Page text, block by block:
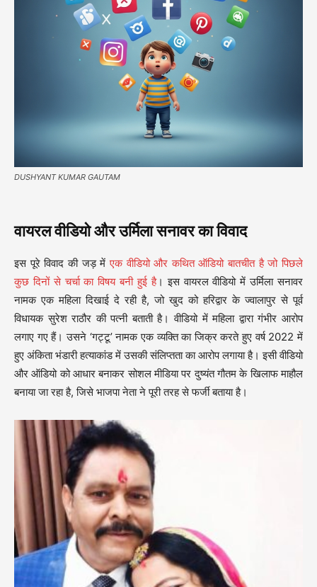
DUSHYANT KUMAR GAUTAM
वायरल वीडियो और उर्मिला सनावर का विवाद
इस पूरे विवाद की जड़ मेंएक वीडियो और कथित ऑडियो बातचीत है जो पिछले
कुछ दिनों से चर्चा का विषय बनी हुई है। इस वायरल वीडियो में उर्मिला सनावर
नामक एक महिला दिखाई दे रही है, जो खुद को हरिद्वार के ज्वालापुर से पूर्व
विधायक सुरेश राठौर की पत्नी बताती है। वीडियो में महिला द्वारा गंभीर आरोप
लगाए गए हैं। उसने ‘गट्टू’ नामक एक व्यक्ति का जिक्र करते हुए वर्ष 2022 में
हुए अंकिता भंडारी हत्याकांड में उसकी संलिप्तता का आरोप लगाया है। इसी वीडियो
और ऑडियो को आधार बनाकर सोशल मीडिया पर दुष्यंत गौतम के खिलाफ माहौल
बनाया जा रहा है, जिसे भाजपा नेता ने पूरी तरह से फर्जी बताया है।